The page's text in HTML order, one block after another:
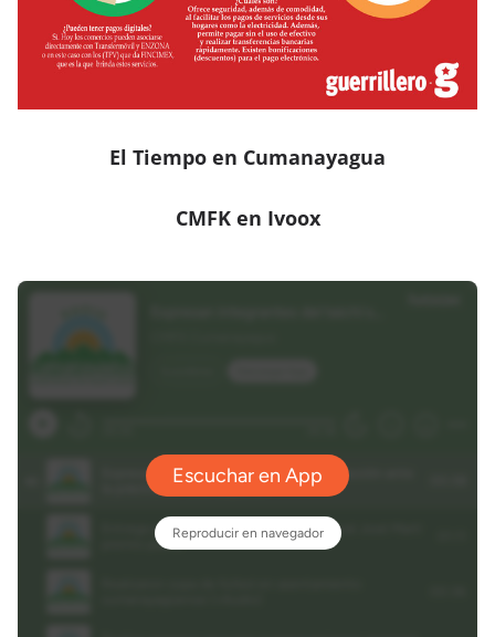
El Tiempo en Cumanayagua
CMFK en Ivoox